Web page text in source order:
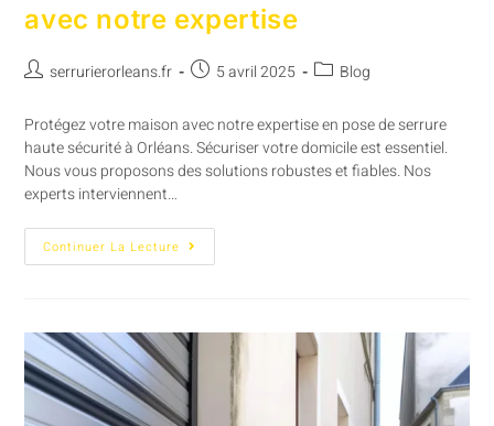
avec notre expertise
serrurierorleans.fr 5 avril 2025 Blog
Protégez votre maison avec notre expertise en pose de serrure
haute sécurité à Orléans. Sécuriser votre domicile est essentiel.
Nous vous proposons des solutions robustes et fiables. Nos
experts interviennent…
Continuer La Lecture